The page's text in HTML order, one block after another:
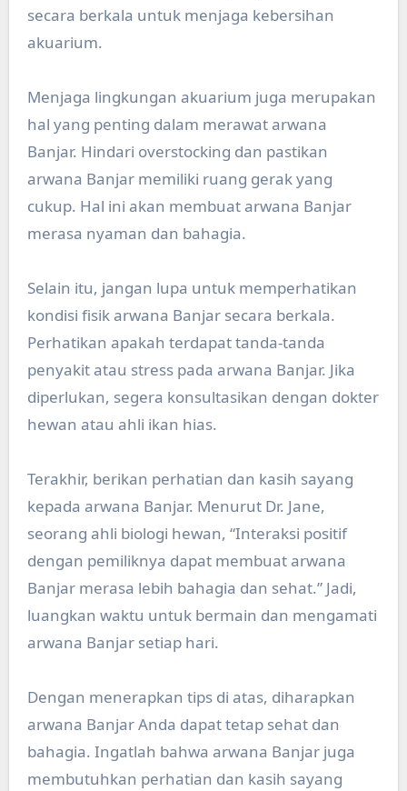
secara berkala untuk menjaga kebersihan
akuarium.
Menjaga lingkungan akuarium juga merupakan
hal yang penting dalam merawat arwana
Banjar. Hindari overstocking dan pastikan
arwana Banjar memiliki ruang gerak yang
cukup. Hal ini akan membuat arwana Banjar
merasa nyaman dan bahagia.
Selain itu, jangan lupa untuk memperhatikan
kondisi fisik arwana Banjar secara berkala.
Perhatikan apakah terdapat tanda-tanda
penyakit atau stress pada arwana Banjar. Jika
diperlukan, segera konsultasikan dengan dokter
hewan atau ahli ikan hias.
Terakhir, berikan perhatian dan kasih sayang
kepada arwana Banjar. Menurut Dr. Jane,
seorang ahli biologi hewan, “Interaksi positif
dengan pemiliknya dapat membuat arwana
Banjar merasa lebih bahagia dan sehat.” Jadi,
luangkan waktu untuk bermain dan mengamati
arwana Banjar setiap hari.
Dengan menerapkan tips di atas, diharapkan
arwana Banjar Anda dapat tetap sehat dan
bahagia. Ingatlah bahwa arwana Banjar juga
membutuhkan perhatian dan kasih sayang